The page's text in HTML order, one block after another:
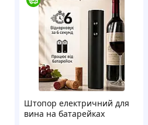
Штопор електричний для
вина на батарейках